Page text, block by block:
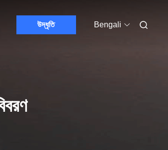
উদ্ধৃতি Bengali